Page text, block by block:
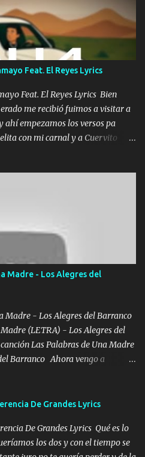
el vuelo y la mente y
trago Y así es como empezamos
A vido alta y bajas La carreta
Ya me han pasado cosas Y
la vida es muy corta Hay que
porque nada es...
Feat. El Reyes Lyrics
Feat. El Reyes Lyrics Bien
me recibió fuimos a visitar a
ahí empezamos los versos pa
con mi carnal y a Cuervito
Aquí Pura GENTE DE LA RANA 🐸
CIUDAD TIJUANA Música Al
a cualquier necesidad no porque
al andar y nunca con la
Cuando ando de enamorado
Madre - Los Alegres del
Madre - Los Alegres del Barranco
(LETRA) - Los Alegres del
Las Palabras de Una Madre
Barranco Ahora vengo a
este con Dios el destino así lo
a vernos El recuerdo que yo
corazón me llevo lo mismo que
De Grandes Lyrics
De Grandes Lyrics Qué es lo
los dos y con el tiempo se